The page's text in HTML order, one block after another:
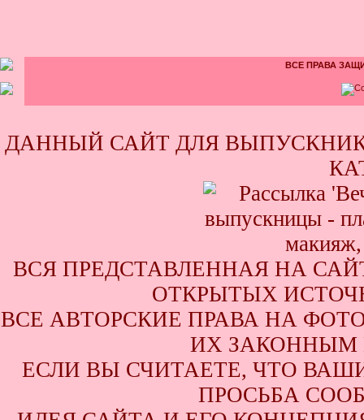
ВСЕ ПРАВА
ДАННЫЙ САЙТ ДЛЯ
ВСЯ ПРЕДСТАВЛЕННАЯ НА
ОТКРЫТЫХ
ВСЕ АВТОРСКИЕ ПРАВА НА
ИХ ЗАКОННЫМ
ЕСЛИ ВЫ СЧИТАЕТЕ, ЧТО
ПРОСЬБА